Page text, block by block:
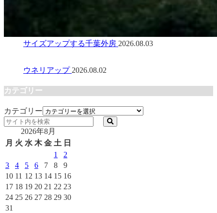
サイズアップする千葉外房 2026.08.03
ウネリアップ 2026.08.02
カテゴリー
カテゴリー
2026年8月
月 火 水 木 金 土 日
1
2
3
4 5 6 7 8
9
10 11 12 13 14 15 16
17 18 19 20 21 22 23
24 25 26 27 28 29 30
31